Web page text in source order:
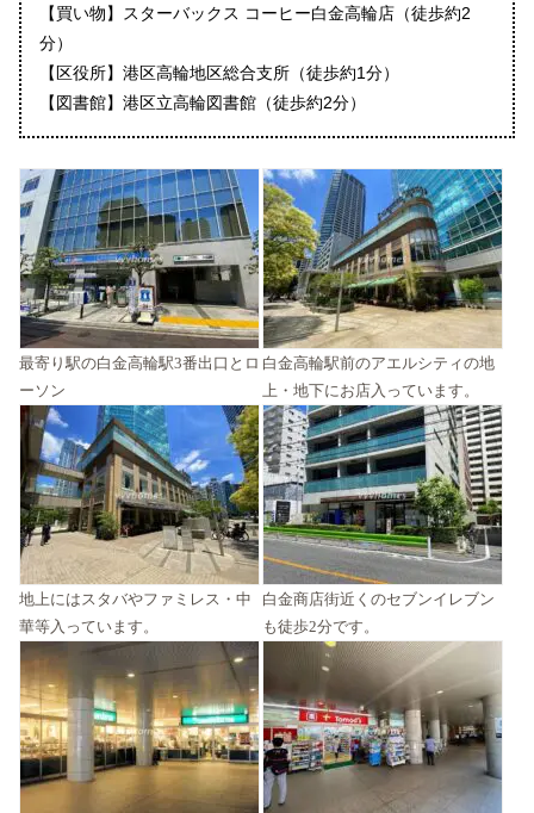
【買い物】スターバックス コーヒー白金高輪店（徒歩約2
分）
【区役所】港区高輪地区総合支所（徒歩約1分）
【図書館】港区立高輪図書館（徒歩約2分）
最寄り駅の白金高輪駅3番出口とロ
ーソン
白金高輪駅前のアエルシティの地
上・地下にお店入っています。
地上にはスタバやファミレス・中
華等入っています。
白金商店街近くのセブンイレブン
も徒歩2分です。